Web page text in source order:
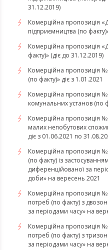
31.12.2019)
Комерційна пропозиція
підприємництва (по
Комерційна пропозиція
факту)» (діє до 31.12.2019)
Комерційна пропозиція
(по факту)» діє з 1.01.2021
Комерційна пропозиція
комунальних установ (по
Комерційна пропозиція
малих непобутових
діє з 01.06.2021 по
Комерційна пропозиція
(по факту) із
диференційованої за
доби» на вересень 2021
Комерційна пропозиція
потреб (по факту) з
за періодами часу» на
Комерційна пропозиція
потреб (по факту) з
за періодами часу» на